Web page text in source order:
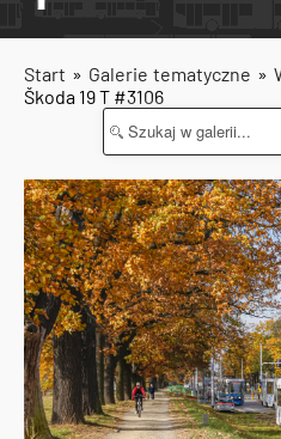
Start » Galerie tematyczne »
Škoda 19 T #3106